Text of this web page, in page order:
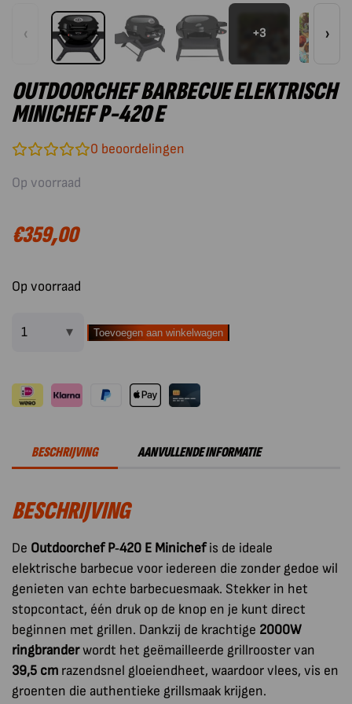
‹ ›
+3
OUTDOORCHEF BARBECUE ELEKTRISCH
MINICHEF P-420 E
0 beoordelingen
Op voorraad
€359,00
Op voorraad
Outdoorchef
Elektrisch
Minichef
E
Toevoegen aan winkelwagen
BESCHRIJVING AANVULLENDE INFORMATIE
BESCHRIJVING
De Outdoorchef P‑420 E Minichefis de ideale
elektrische barbecue voor iedereen die zonder gedoe wil
genieten van echte barbecuesmaak. Stekker in het
stopcontact, één druk op de knop en je kunt direct
beginnen met grillen. Dankzij de krachtige 2000W
ringbranderwordt het geëmailleerde grillrooster van
39,5 cm razendsnel gloeiendheet, waardoor vlees, vis en
groenten die authentieke grillsmaak krijgen.